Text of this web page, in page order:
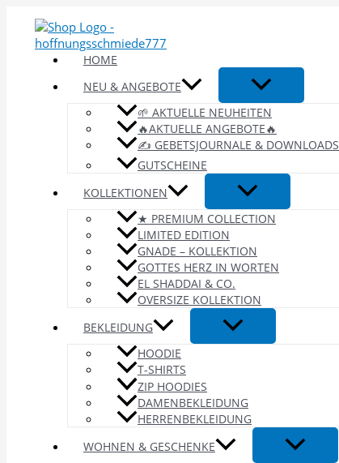
Inhalt
springen
HOME
NEU & ANGEBOTE
🌱 AKTUELLE NEUHEITEN
🔥AKTUELLE ANGEBOTE🔥
✍️ GEBETSJOURNALE & DOWNLOADS
GUTSCHEINE
KOLLEKTIONEN
★ PREMIUM COLLECTION
LIMITED EDITION
GNADE – KOLLEKTION
GOTTES HERZ IN WORTEN
EL SHADDAI & CO.
OVERSIZE KOLLEKTION
BEKLEIDUNG
HOODIE
T-SHIRTS
ZIP HOODIES
DAMENBEKLEIDUNG
HERRENBEKLEIDUNG
WOHNEN & GESCHENKE